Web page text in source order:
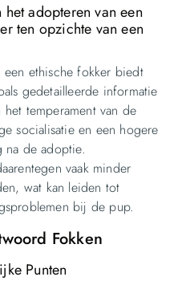
adopteren van een
ten opzichte van een
ethische fokker biedt
gedetailleerde informatie
temperament van de
socialisatie en een hogere
na de adoptie.
vaak minder
wat kan leiden tot
bij de pup.
Fokken
Punten